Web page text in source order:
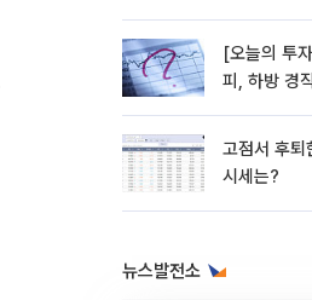
[오늘의 투
피, 하방 경
고점서 후
시세는?
뉴스발전소